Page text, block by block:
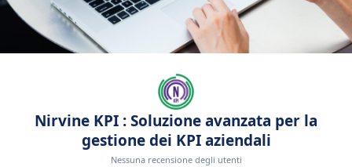
Nirvine KPI : Soluzione avanzata per la
gestione dei KPI aziendali
Nessuna recensione degli utenti